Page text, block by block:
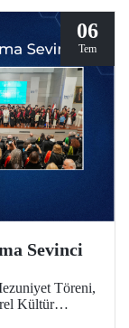
06
Tem
Sevinci
Töreni,
Kültür